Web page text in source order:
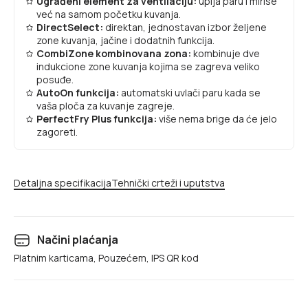
već na samom početku kuvanja.
DirectSelect: direktan, jednostavan izbor željene
zone kuvanja, jačine i dodatnih funkcija.
CombiZone kombinovana zona: kombinuje dve
indukcione zone kuvanja kojima se zagreva veliko
posuđe.
AutoOn funkcija: automatski uvlači paru kada se
vaša ploča za kuvanje zagreje.
PerfectFry Plus funkcija: više nema brige da će jelo
zagoreti.
Detaljna specifikacijaTehnički crteži i uputstva
Načini plaćanja
Platnim karticama, Pouzećem, IPS QR kod